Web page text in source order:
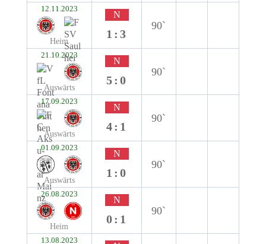
12.11.2023
Heim
N
1:3
90`
21.10.2023
Auswärts
N
5:0
90`
17.09.2023
Auswärts
N
4:1
90`
01.09.2023
Auswärts
N
1:0
90`
26.08.2023
Heim
N
0:1
90`
13.08.2023